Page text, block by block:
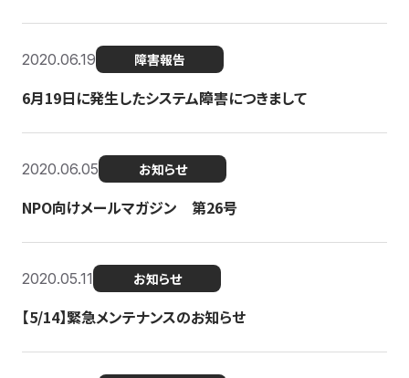
2020.06.19 障害報告
6月19日に発生したシステム障害につきまして
2020.06.05 お知らせ
NPO向けメールマガジン 第26号
2020.05.11 お知らせ
【5/14】緊急メンテナンスのお知らせ